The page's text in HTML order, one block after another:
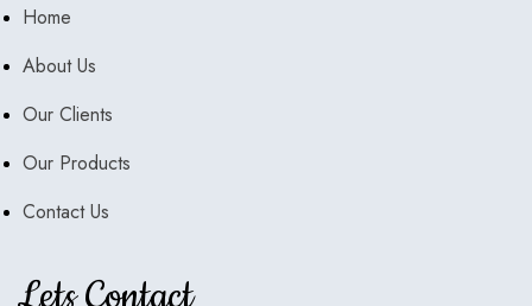
Home
About Us
Our Clients
Our Products
Contact Us